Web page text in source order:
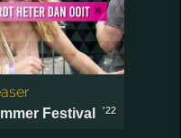
Festival '22